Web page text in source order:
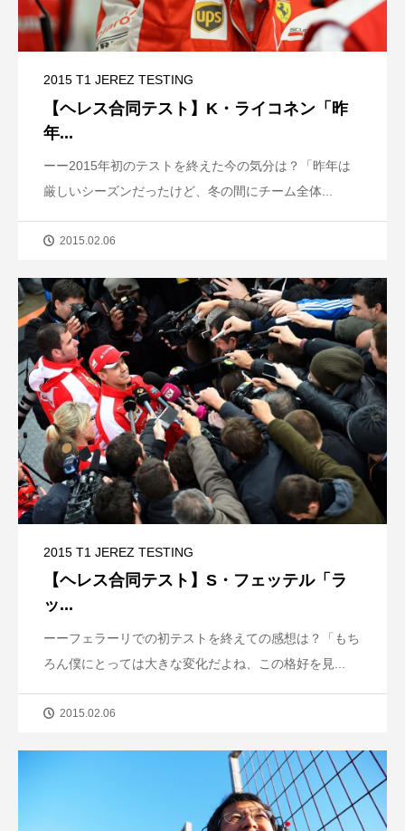
2015 T1 JEREZ TESTING
【ヘレス合同テスト】K・ライコネン「昨
年...
ーー2015年初のテストを終えた今の気分は？「昨年は
厳しいシーズンだったけど、冬の間にチーム全体...
2015.02.06
2015 T1 JEREZ TESTING
【ヘレス合同テスト】S・フェッテル「ラ
ッ...
ーーフェラーリでの初テストを終えての感想は？「もち
ろん僕にとっては大きな変化だよね、この格好を見...
2015.02.06